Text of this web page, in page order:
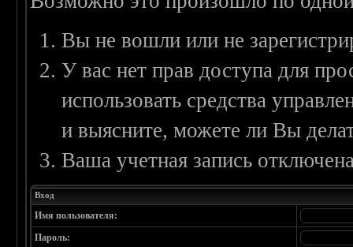
Вы не вошли или не
У вас нет прав доступа для
использовать средства
и выясните, можете ли Вы
Ваша учетная запись
Вход
Имя пользователя:
Пароль: